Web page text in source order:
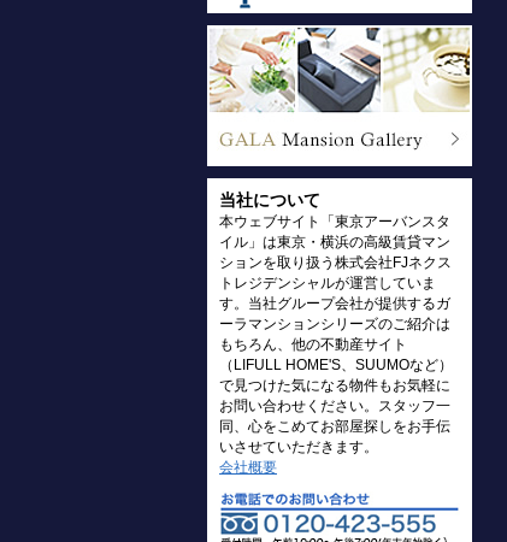
当社について
本ウェブサイト「東京アーバンスタ
イル」は東京・横浜の高級賃貸マン
ションを取り扱う株式会社FJネクス
トレジデンシャルが運営していま
す。当社グループ会社が提供するガ
ーラマンションシリーズのご紹介は
もちろん、他の不動産サイト
（LIFULL HOME'S、SUUMOなど）
で見つけた気になる物件もお気軽に
お問い合わせください。スタッフ一
同、心をこめてお部屋探しをお手伝
いさせていただきます。
会社概要